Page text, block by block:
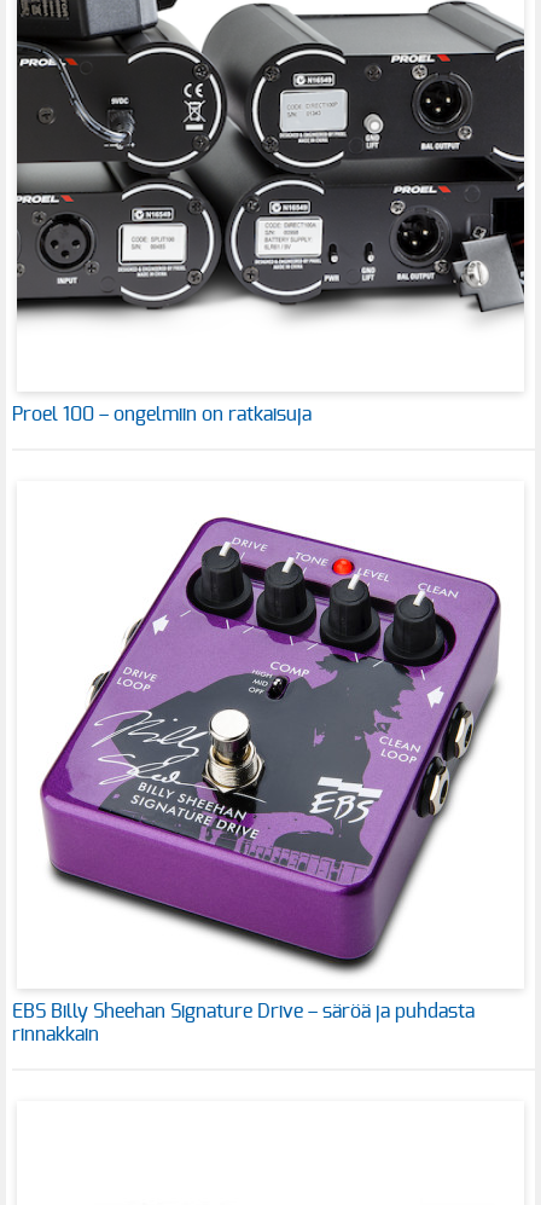
Proel 100 – ongelmiin on ratkaisuja
EBS Billy Sheehan Signature Drive – säröä ja puhdasta
rinnakkain